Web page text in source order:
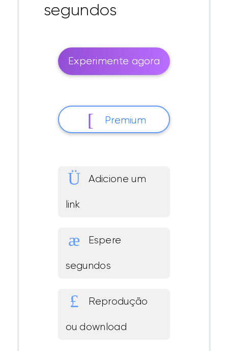
segundos
Experimente agora
Premium
Adicione um
link
Espere
segundos
Reprodução
ou download